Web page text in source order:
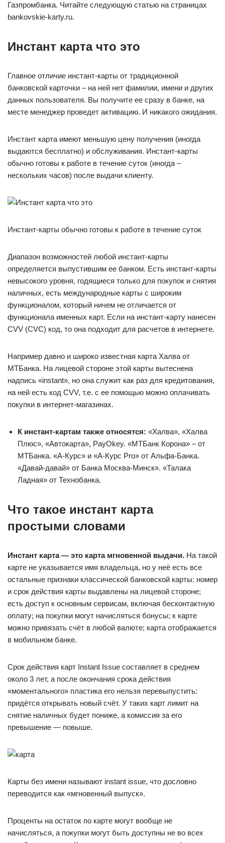
Газпромбанка. Читайте следующую статью на страницах
bankovskie-karty.ru.
Инстант карта что это
Главное отличие инстант-карты от традиционной
банковской карточки – на ней нет фамилии, имени и других
данных пользователя. Вы получите ее сразу в банке, на
месте менеджер проведет активацию. И никакого ожидания.
Инстант карта имеют меньшую цену получения (иногда
выдаются бесплатно) и обслуживания. Инстант-карты
обычно готовы к работе в течение суток (иногда –
нескольких часов) после выдачи клиенту.
Инстант-карты обычно готовы к работе в течение суток
Диапазон возможностей любой инстант-карты
определяется выпустившим ее банком. Есть инстант-карты
невысокого уровня, годящиеся только для покупок и снятия
наличных, есть международные карты с широким
функционалом, который ничем не отличается от
функционала именных карт. Если на инстант-карту нанесен
CVV (CVC) код, то она подходит для расчетов в интернете.
Например давно и широко известная карта Халва от
МТБанка. На лицевой стороне этой карты вытеснена
надпись «instant», но она служит как раз для кредитования,
на ней есть код CVV, т.е. с ее помощью можно оплачивать
покупки в интернет-магазинах.
К инстант-картам также относятся: «Халва», «Халва
Плюс», «Автокарта», PayOkey. «МТБанк Корона» – от
МТБанка. «А-Курс» и «А-Курс Pro» от Альфа-Банка.
«Давай-давай» от Банка Москва-Минск». «Талака
Ладная» от Технобанка.
Что такое инстант карта
простыми словами
Инстант карта — это карта мгновенной выдачи. На такой
карте не указывается имя владельца, но у неё есть все
остальные признаки классической банковской карты: номер
и срок действия карты выдавлены на лицевой стороне;
есть доступ к основным сервисам, включая бесконтактную
оплату; на покупки могут начисляться бонусы; к карте
можно привязать счёт в любой валюте; карта отображается
в мобильном банке.
Срок действия карт Instant Issue составляет в среднем
около 3 лет, а после окончания срока действия
«моментального» пластика его нельзя перевыпустить:
придётся открывать новый счёт. У таких карт лимит на
снятие наличных будет пониже, а комиссия за его
превышение — повыше.
Карты без имени называют instant issue, что дословно
переводится как «мгновенный выпуск».
Проценты на остаток по карте могут вообще не
начисляться, а покупки могут быть доступны не во всех